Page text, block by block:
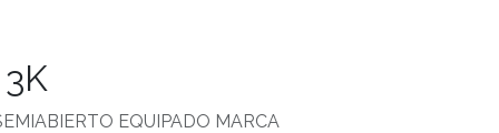
EQUIPADO MARCA